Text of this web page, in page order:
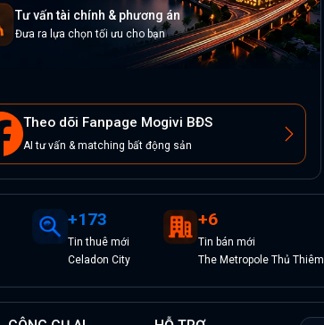
Tư vấn tài chính & phương án
Đưa ra lựa chọn tối ưu cho bạn
Theo dõi Fanpage Mogivi BĐS
AI tư vấn & matching bất động sản
+173
Tinthuêmới
Celadon City
+6
Tin bán mới
The Metropole Thủ Thiêm